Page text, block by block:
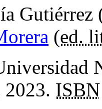
Gutiérrez
(ed.
2023. ISBN